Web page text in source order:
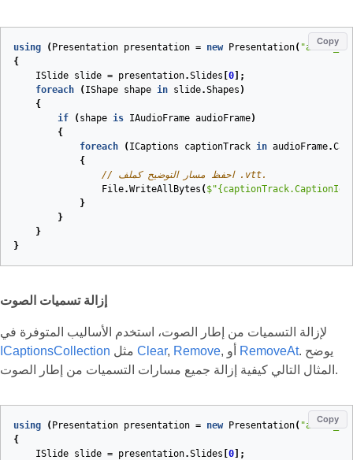
Copy
using (Presentation presentation = new Presentation(
{
ISlide slide = presentation.Slides [0];
foreach
(IShape shape in slide.Shapes )
{
if
(shape is IAudioFrame audioFrame)
{
foreach
(ICaptions captionTrack in audioFrame.
{
// احفظ مسار التوضيح كملف .vtt.
File.WriteAllBytes ($"{captionTrack.CaptionId}
}
}
}
}
إزالة تسميات الصوت
لإزالة التسميات من إطار الصوت، استخدم الأساليب المتوفرة في
ICaptionsCollection
Clear, Remove RemoveAt. يوضح
المثال التالي كيفية إزالة جميع مسارات التسميات من إطار الصوت.
Copy
using (Presentation presentation = new Presentation(
{
ISlide slide = presentation.Slides [0];